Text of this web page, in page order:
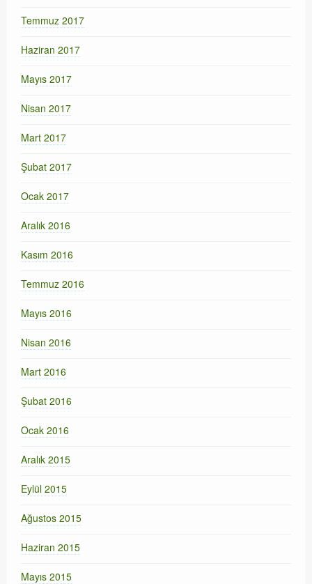
Temmuz 2017
Haziran 2017
Mayıs 2017
Nisan 2017
Mart 2017
Şubat 2017
Ocak 2017
Aralık 2016
Kasım 2016
Temmuz 2016
Mayıs 2016
Nisan 2016
Mart 2016
Şubat 2016
Ocak 2016
Aralık 2015
Eylül 2015
Ağustos 2015
Haziran 2015
Mayıs 2015